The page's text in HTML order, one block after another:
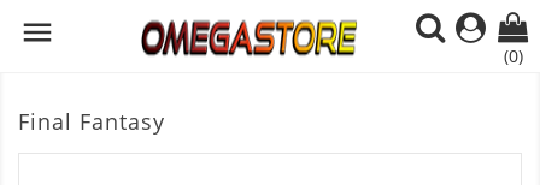

(0)
Final Fantasy